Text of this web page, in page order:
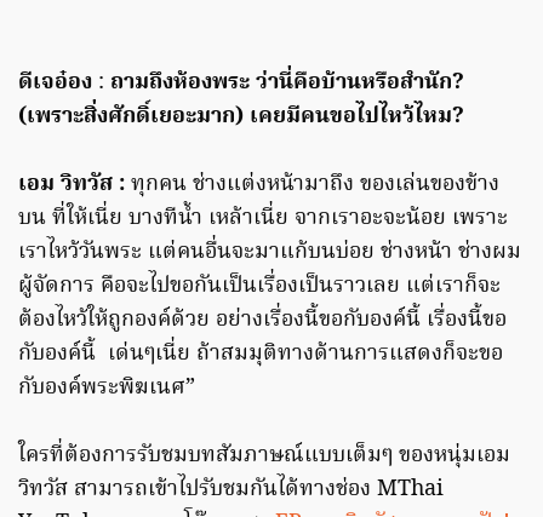
ดีเจอ๋อง : ถามถึงห้องพระ ว่านี่คือบ้านหรือสำนัก?
(เพราะสิ่งศักดิ์เยอะมาก) เคยมีคนขอไปไหว้ไหม?
เอม วิทวัส :ทุกคน ช่างแต่งหน้ามาถึง ของเล่นของข้าง
บน ที่ให้เนี่ย บางทีน้ำ เหล้าเนี่ย จากเราอะจะน้อย เพราะ
เราไหว้วันพระ แต่คนอื่นจะมาแก้บนบ่อย ช่างหน้า ช่างผม
ผู้จัดการ คือจะไปขอกันเป็นเรื่องเป็นราวเลย แต่เราก็จะ
ต้องไหว้ให้ถูกองค์ด้วย อย่างเรื่องนี้ขอกับองค์นี้ เรื่องนี้ขอ
กับองค์นี้ เด่นๆเนี่ย ถ้าสมมุติทางด้านการแสดงก็จะขอ
กับองค์พระพิฆเนศ”
ใครที่ต้องการรับชมบทสัมภาษณ์แบบเต็มๆ ของหนุ่มเอม
วิทวัส สามารถเข้าไปรับชมกันได้ทางช่อง MThai